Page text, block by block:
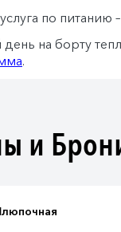
по питанию –
на борту
.
и